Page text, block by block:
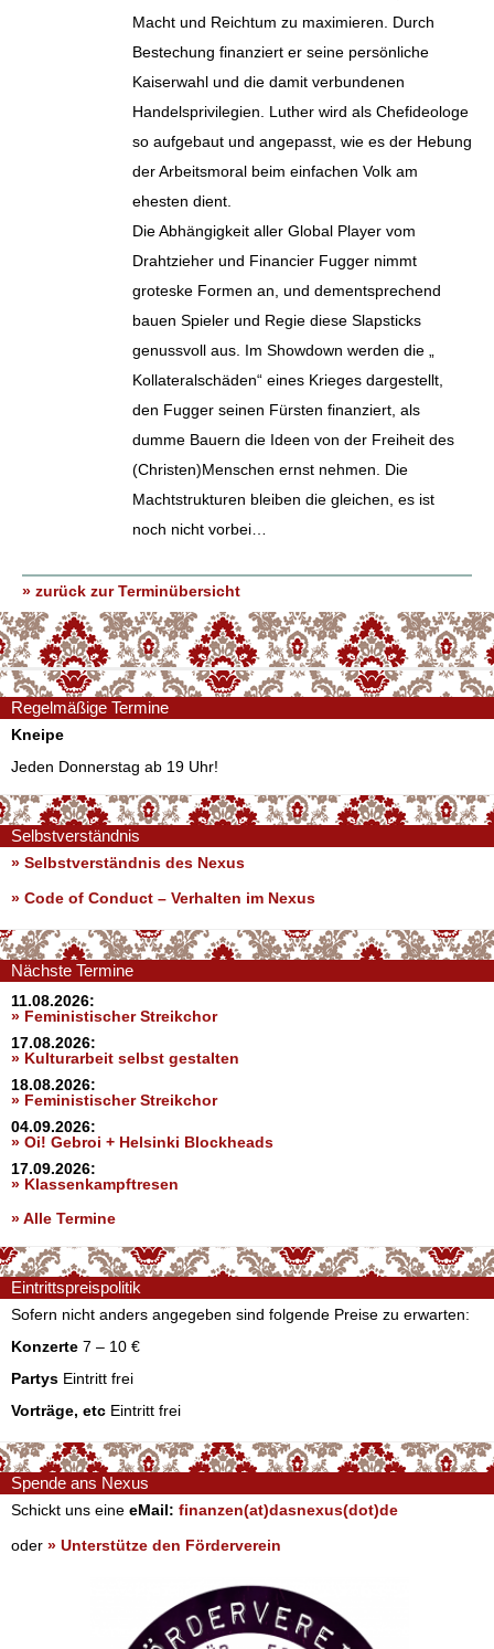
Macht und Reichtum zu maximieren. Durch
Bestechung finanziert er seine persönliche
Kaiserwahl und die damit verbundenen
Handelsprivilegien. Luther wird als Chefideologe
so aufgebaut und angepasst, wie es der Hebung
der Arbeitsmoral beim einfachen Volk am
ehesten dient.
Die Abhängigkeit aller Global Player vom
Drahtzieher und Financier Fugger nimmt
groteske Formen an, und dementsprechend
bauen Spieler und Regie diese Slapsticks
genussvoll aus. Im Showdown werden die „
Kollateralschäden“ eines Krieges dargestellt,
den Fugger seinen Fürsten finanziert, als
dumme Bauern die Ideen von der Freiheit des
(Christen)Menschen ernst nehmen. Die
Machtstrukturen bleiben die gleichen, es ist
noch nicht vorbei…
» zurück zur Terminübersicht
Regelmäßige Termine
Kneipe
Jeden Donnerstag ab 19 Uhr!
Selbstverständnis
» Selbstverständnis des Nexus
» Code of Conduct – Verhalten im Nexus
Nächste Termine
11.08.2026:
» Feministischer Streikchor
17.08.2026:
» Kulturarbeit selbst gestalten
18.08.2026:
» Feministischer Streikchor
04.09.2026:
» Oi! Gebroi + Helsinki Blockheads
17.09.2026:
» Klassenkampftresen
» Alle Termine
Eintrittspreispolitik
Sofern nicht anders angegeben sind folgende Preise zu erwarten:
Konzerte 7 – 10 €
Partys Eintritt frei
Vorträge, etc Eintritt frei
Spende ans Nexus
Schickt uns eine eMail: finanzen(at)dasnexus(dot)de
oder » Unterstütze den Förderverein